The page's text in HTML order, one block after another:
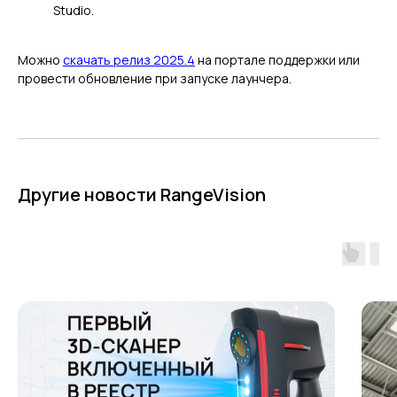
Studio.
Можно скачать релиз 2025.4 на портале поддержки или
провести обновление при запуске лаунчера.
Другие новости RangeVision
info@rangevision.com
+7 (499) 322 33 20
СВЯЖИТЕСЬ С НАМИ
Портативные измерительные
Лазерные TLS и SLAM сканеры
ИЗМЕРИТЕЛЬНОЕ
Портативный Calibry Mini
Портативный Calibry
Ручной лазерный Helix